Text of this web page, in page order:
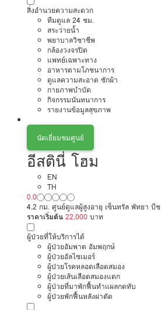
สิ่งอำนวยความสะดวก
ทีมดูแล 24 ชม.
สระว่ายน้ำ
พยาบาลวิชาชีพ
กล้องวงจรปิด
แพทย์เฉพาะทาง
อาหารตามโภชนาการ
ดูแลความสะอาด ซักผ้า
กายภาพบำบัด
กิจกรรมนันทนาการ
รายงานข้อมูลสุขภาพ
นัดเยี่ยมชมศูนย์
อีสตินี่ โฮม
EN
TH
0.0
4.2 กม. ศูนย์ดูแลผู้สูงอายุ เซ็นทรัล พัทยา บีช
ราคาเริ่มต้น 22,000 บาท
ผู้ป่วยที่ให้บริการได้
ผู้ป่วยอัมพาต อัมพฤกษ์
ผู้ป่วยอัลไซเมอร์
ผู้ป่วยโรคหลอดเลือดสมอง
ผู้ป่วยเส้นเลือดสมองแตก
ผู้ป่วยที่มาพักฟื้นทำแผลกดทับ
ผู้ป่วยพักฟื้นหลังผ่าตัด